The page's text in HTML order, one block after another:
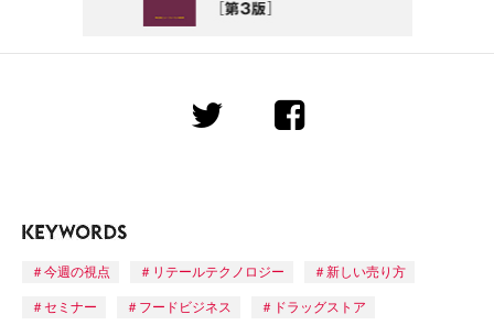
今週の視点 リテールテクノロジー 新しい売り方
セミナー フードビジネス ドラッグストア